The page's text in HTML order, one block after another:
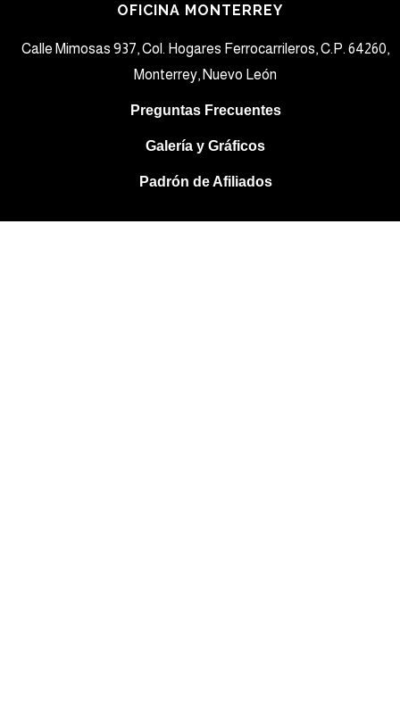
OFICINA MONTERREY
Calle Mimosas 937, Col. Hogares Ferrocarrileros, C.P. 64260,
Monterrey, Nuevo León
Preguntas Frecuentes
Galería y Gráficos
Padrón de Afiliados